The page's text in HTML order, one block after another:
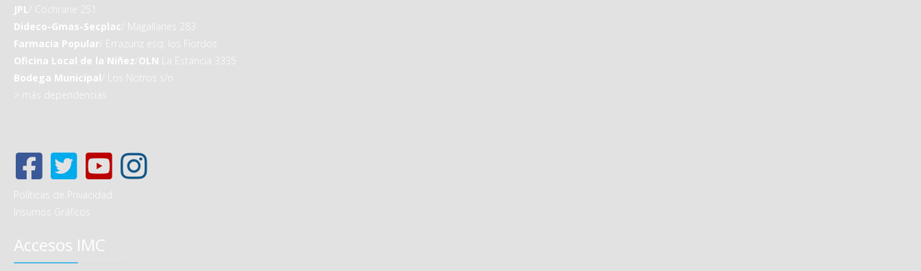
JPL / Cochrane 251
Dideco-Gmas-Secplac / Magallanes 283
Farmacia Popular / Errazuriz esq. los Fiordos
Oficina Local de la Niñez OLN La Estancia 3335
Bodega Municipal / Los Notros s/n
más dependencias
Políticas de Privacidad
Insumos Gráficos
Accesos IMC